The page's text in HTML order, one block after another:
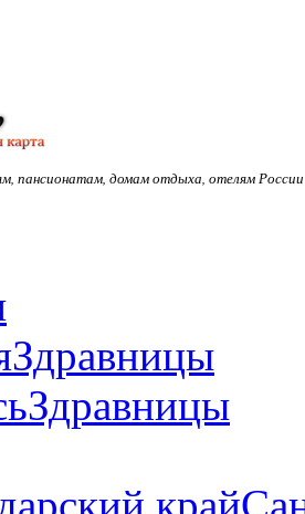
пансионатам, домам отдыха, отелям
Здравницы
Здравницы